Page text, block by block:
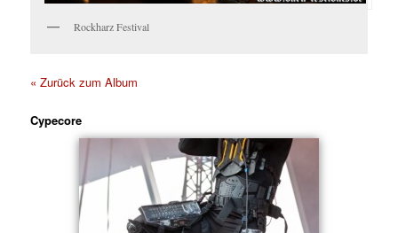
Rockharz Festival
« Zurück zum Album
Cypecore